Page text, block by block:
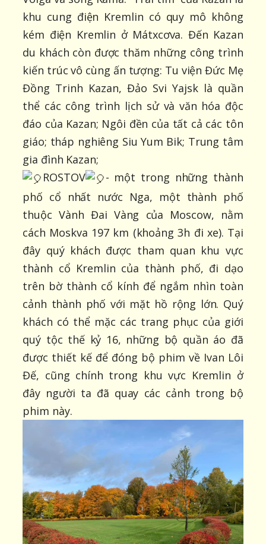
khu cung điện Kremlin có quy mô không
kém điện Kremlin ở Mátxcơva. Đến Kazan
du khách còn được thăm những công trình
kiến trúc vô cùng ấn tượng: Tu viện Đức Mẹ
Đồng Trinh Kazan, Đảo Svi Yajsk là quần
thể các công trình lịch sử và văn hóa độc
đáo của Kazan; Ngôi đền của tất cả các tôn
giáo; tháp nghiêng Siu Yum Bik; Trung tâm
gia đình Kazan;
ROSTOV
- một trong những thành
phố cổ nhất nước Nga, một thành phố
thuộc Vành Đai Vàng của Moscow, nằm
cách Moskva 197 km (khoảng 3h đi xe). Tại
đây quý khách được tham quan khu vực
thành cổ Kremlin của thành phố, đi dạo
trên bờ thành cổ kính để ngắm nhìn toàn
cảnh thành phố với mặt hồ rộng lớn. Quý
khách có thể mặc các trang phục của giới
quý tộc thế kỷ 16, những bộ quần áo đã
được thiết kế để đóng bộ phim về Ivan Lôi
Đế, cũng chính trong khu vực Kremlin ở
đây người ta đã quay các cảnh trong bộ
phim này.